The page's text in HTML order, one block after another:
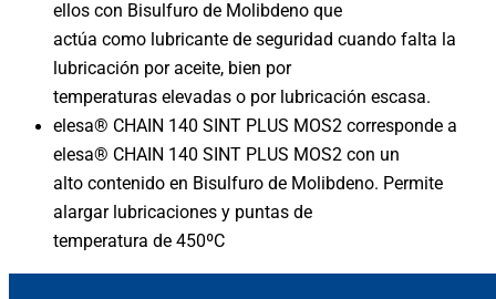
ellos con Bisulfuro de Molibdeno que
actúa como lubricante de seguridad cuando falta la
lubricación por aceite, bien por
temperaturas elevadas o por lubricación escasa.
elesa® CHAIN 140 SINT PLUS MOS2 corresponde a
elesa® CHAIN 140 SINT PLUS MOS2 con un
alto contenido en Bisulfuro de Molibdeno. Permite
alargar lubricaciones y puntas de
temperatura de 450ºC